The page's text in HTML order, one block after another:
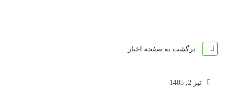
برگشت به صفحه اخبار
تیر 2, 1405